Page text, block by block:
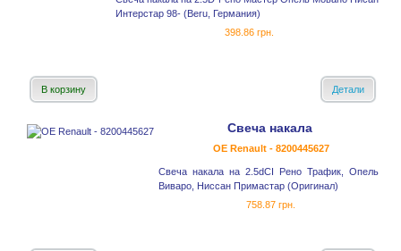
Интерстар 98- (Beru, Германия)
398.86 грн.
В корзину Детали
Свеча накала
OE Renault - 8200445627
Свеча накала на 2.5dCI Рено Трафик, Опель
Виваро, Ниссан Примастар (Оригинал)
758.87 грн.